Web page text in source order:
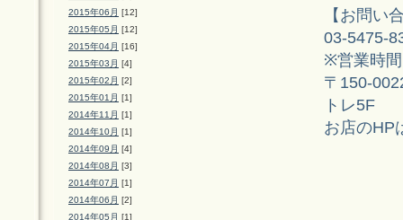
2015年06月 [12]
2015年05月 [12]
2015年04月 [16]
2015年03月 [4]
2015年02月 [2]
2015年01月 [1]
2014年11月 [1]
2014年10月 [1]
2014年09月 [4]
2014年08月 [3]
2014年07月 [1]
2014年06月 [2]
2014年05月 [1]
【お問い
03-5475-
※営業時
〒150-
トレ5F
お店のHP